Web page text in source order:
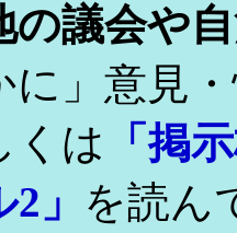
の議会や
に」意見
くは
「掲
」 を読ん